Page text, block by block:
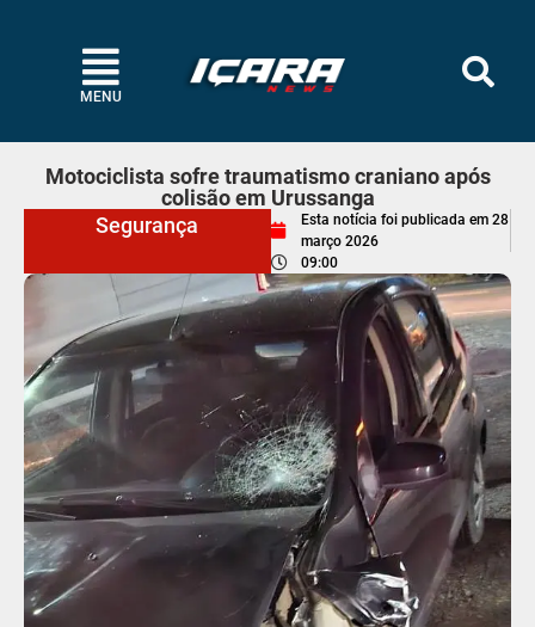
MENU
Motociclista sofre traumatismo craniano após
colisão em Urussanga
Segurança
Esta notícia foi publicada em 28
março 2026
09:00